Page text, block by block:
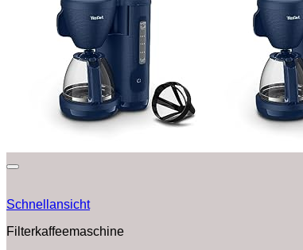
Schnellansicht
Filterkaffeemaschine